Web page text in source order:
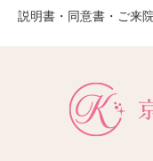
説明書・同意書・ご来